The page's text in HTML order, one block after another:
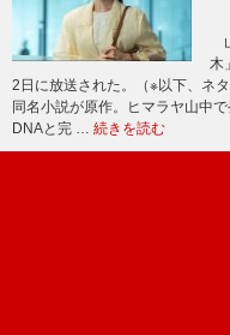
木
2日に放送された。（※以下、ネ
同名小説が原作。ヒマラヤ山中
DNAと完 … 続きを読む